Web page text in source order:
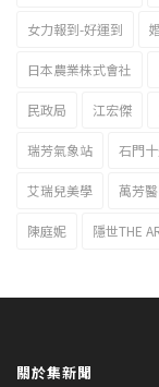
女力報到-好運到
日本農業株式會社
民政局 江宏傑
瑞芳氣象站 石門
艾瑞兒美學 萬芳
陳庭妮 隱世THE
關於集新聞